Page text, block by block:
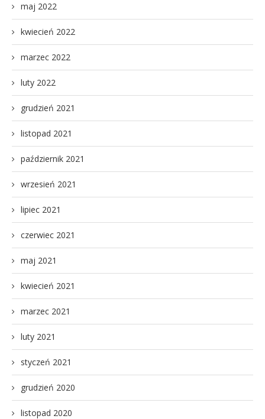
maj 2022
kwiecień 2022
marzec 2022
luty 2022
grudzień 2021
listopad 2021
październik 2021
wrzesień 2021
lipiec 2021
czerwiec 2021
maj 2021
kwiecień 2021
marzec 2021
luty 2021
styczeń 2021
grudzień 2020
listopad 2020